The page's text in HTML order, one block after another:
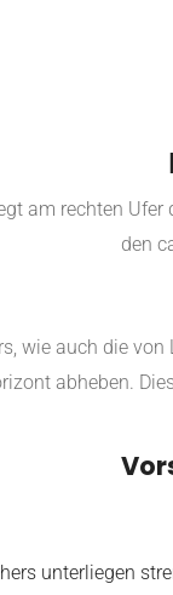
am rechten Ufer
den
wie auch die von
abheben.
unterliegen